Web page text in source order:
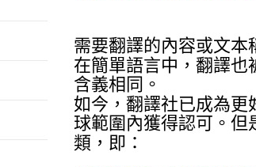
需要翻譯的內容或文本
在簡單語言中，翻譯也
含義相同。
如今，翻譯社已成為更
球範圍內獲得認可。但
類，即：